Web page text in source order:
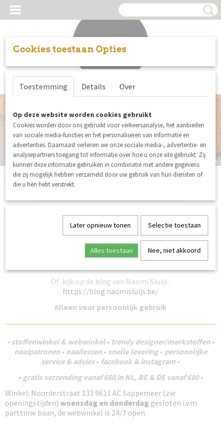
Inloggen Registreren
SENZA LIMITS © 2017
De mooiste stoffen en fournituren voor jouw naaiproject SENZA LIMITS © 2017
See You At Six Playtime 33
SENZA LIMITS © 2017
Ruitjes en Ibizabandjes
SENZA LIMITS © 2017
KATIA FABRICS EQUINOX COLLECTIE SENZA LIMITS © 2017
Notches
See You At Six Playtime 33 zomercollectie met leuke
De gebruikte illustraties zijn te downloaden:
Of kijk op de blog van Naomi Sluijs :
https://blog.naomisluijs.be/
Alleen voor persoonlijk gebruik
• stoffenwinkel & webwinkel• trendydesigner/merkstoffen •
naaipatronen• naailessen• snelle levering• persoonlijke
service & advies• facebook & instagram •
• gratis verzending vanaf €60 in NL, BE & DE vanaf €80•
Winkel: Noorderstraat 133 9611 AC Sappemeer (zie
openingstijden) woensdag en donderdag gesloten i.v.m.
parttime baan, de webwinkel is 24/7 open.
Cookies toestaan Opties
Toestemming Details Over
Op deze website worden cookies gebruikt
Cookies worden door ons gebruikt voor verkeersanalyse, het aanbieden
van sociale media-functies en het personaliseren van informatie en
advertenties. Daarnaast verlenen we onze sociale media-, advertentie- en
analysepartners toegang tot informatie over hoe u onze site gebruikt. Zij
kunnen deze informatie gebruiken in combinatie met andere gegevens
die zij mogelijk hebben verzameld door uw gebruik van hun diensten of
die u hen hebt verstrekt.
Later opnieuw tonen Selectie toestaan
Alles toestaan Nee, niet akkoord